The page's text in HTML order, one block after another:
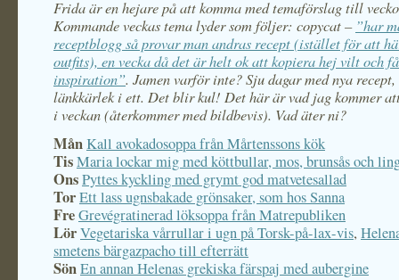
Frida är en hejare på att komma med temaförslag till
Kommande veckas tema lyder som följer: copycat – ”har
receptblogg så provar man andras recept (istället för att
outfits), en vecka då det är helt ok att kopiera hej vilt och få
inspiration”. Jamen varför inte? Sju dagar med nya recept,
länkkärlek i ett. Det blir kul! Det här är vad jag kommer
i veckan (återkommer med bildbevis). Vad äter ni?
MånKall avokadosoppa från Mårtenssons kök
TisMaria lockar mig med köttbullar, mos, brunsås och
OnsPyttes kyckling med grymt god matvetesallad
TorEtt lass ugnsbakade grönsaker, som hos Sanna
FreGrevégratinerad löksoppa från Matrepubliken
LörVegetariska vårrullar i ugn på Torsk-på-lax-vis,
smetens bärgazpacho till efterrätt
SönEn annan Helenas grekiska färspaj med aubergine